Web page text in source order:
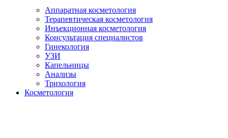
Аппаратная косметология
Терапевтическая косметология
Инъекционная косметология
Консультация специалистов
Гинекология
УЗИ
Капельницы
Анализы
Трихология
Косметология